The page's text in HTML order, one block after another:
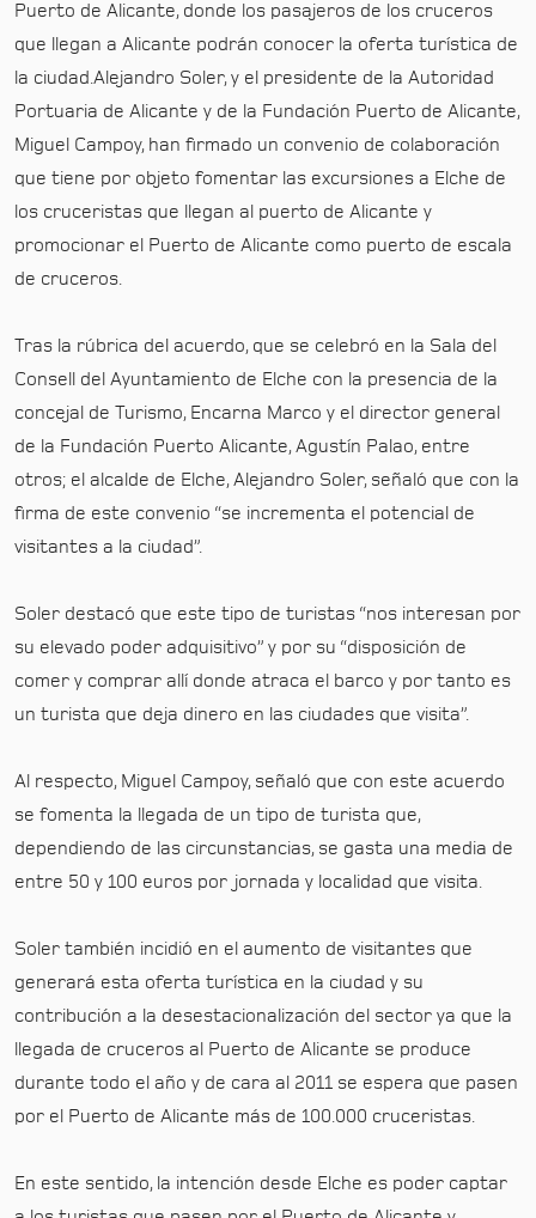
Puerto de Alicante, donde los pasajeros de los cruceros
que llegan a Alicante podrán conocer la oferta turística de
la ciudad. Alejandro Soler, y el presidente de la Autoridad
Portuaria de Alicante y de la Fundación Puerto de Alicante,
Miguel Campoy, han firmado un convenio de colaboración
que tiene por objeto fomentar las excursiones a Elche de
los cruceristas que llegan al puerto de Alicante y
promocionar el Puerto de Alicante como puerto de escala
de cruceros.
Tras la rúbrica del acuerdo, que se celebró en la Sala del
Consell del Ayuntamiento de Elche con la presencia de la
concejal de Turismo, Encarna Marco y el director general
de la Fundación Puerto Alicante, Agustín Palao, entre
otros; el alcalde de Elche, Alejandro Soler, señaló que con la
firma de este convenio “se incrementa el potencial de
visitantes a la ciudad”.
Soler destacó que este tipo de turistas “nos interesan por
su elevado poder adquisitivo” y por su “disposición de
comer y comprar allí donde atraca el barco y por tanto es
un turista que deja dinero en las ciudades que visita”.
Al respecto, Miguel Campoy, señaló que con este acuerdo
se fomenta la llegada de un tipo de turista que,
dependiendo de las circunstancias, se gasta una media de
entre 50 y 100 euros por jornada y localidad que visita.
Soler también incidió en el aumento de visitantes que
generará esta oferta turística en la ciudad y su
contribución a la desestacionalización del sector ya que la
llegada de cruceros al Puerto de Alicante se produce
durante todo el año y de cara al 2011 se espera que pasen
por el Puerto de Alicante más de 100.000 cruceristas.
En este sentido, la intención desde Elche es poder captar